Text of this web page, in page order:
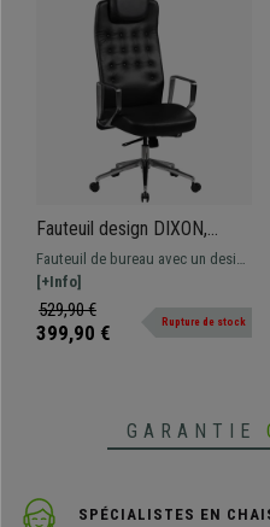
Fauteuil design DIXON,
Excellente Qualité,
Accoudoirs Métalliques, en
Cuir authentique, Noir
Fauteuil de bureau avec un design
exclusif fabriqué avec des
matériaux d'excellente qualité et
un style très sophistiqué.
[+Info]
529,90 €
399,90 € Rupture de stock
GARANTIE
SPÉCIALISTES EN